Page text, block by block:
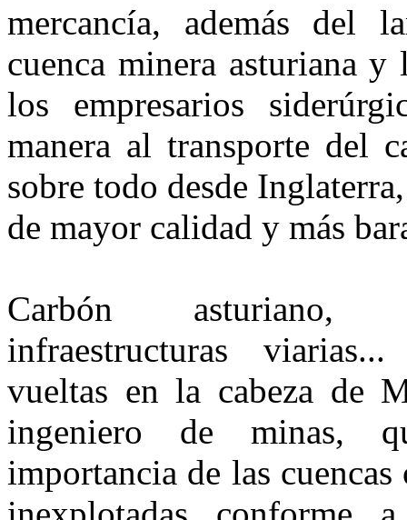
mercancía, además del
cuenca minera asturiana
los empresarios
manera al transporte del
sobre todo desde
de mayor calidad y más
Carbón asturiano,
infraestructuras
vueltas en la cabeza de
ingeniero de minas,
importancia de las cuencas